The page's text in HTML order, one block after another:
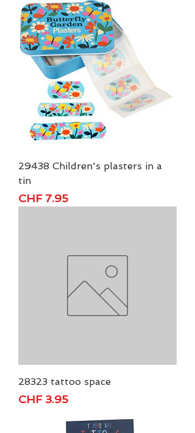
29438 Children's plasters in a
tin
Preis
CHF 7.95
28323 tattoo space
Preis
CHF 3.95